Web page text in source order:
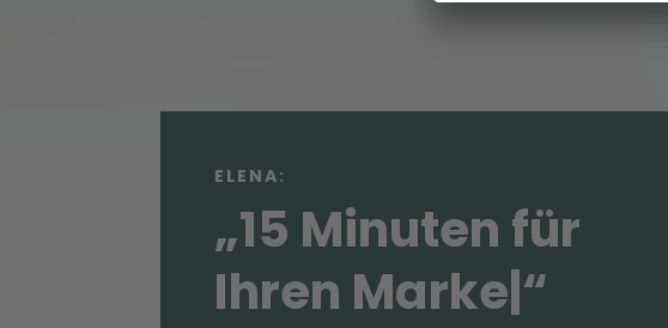
ELENA:
„15 Minuten für
Ihren Marketing-Erf